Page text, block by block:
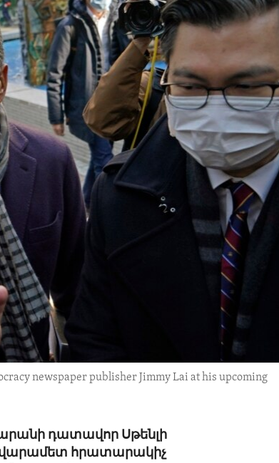
newspaper publisher Jimmy Lai at his upcoming
դատավոր Սթենլի
հրատարակիչ